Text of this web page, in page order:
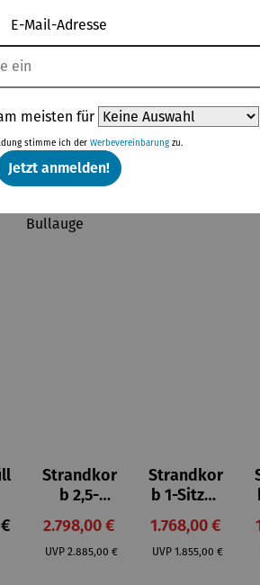
Kategorie Gartenzubehör
Preis:
3% gespart
Strandkor
b 2,5-
Sitzer |
Teakholz –
Düne
Verkaufspreis:
2.798,00 €
UVP Regulärer Preis:
2.885,00 €
Strandkor
b 1-Sitzer
Kompletts
et |
Teakholz –
Verkaufspreis:
1.768,00 €
UVP Regulärer Preis:
1.855,00 €
E-Mail-Adresse
meisten für
stimme ich der Werbevereinbarungzu.
Jetzt anmelden!